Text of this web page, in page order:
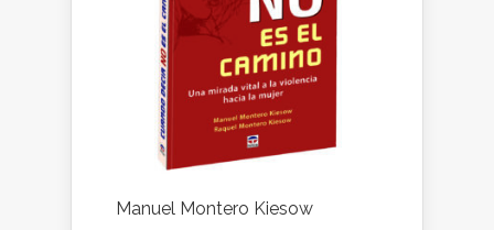
Manuel Montero Kiesow